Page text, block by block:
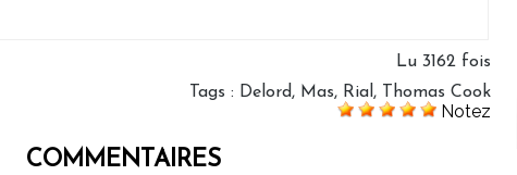
Lu 3162 fois
Tags : Delord, Mas, Rial , Thomas Cook
Notez
COMMENTAIRES